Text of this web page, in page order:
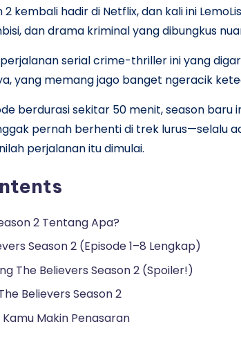
2 kembali hadir di Netflix, dan kali ini
dan drama kriminal yang dibungkus
serial crime-thriller ini yang
yang memang jago banget ngeracik
berdurasi sekitar 50 menit, season baru
pernah berhenti di trek lurus—selalu
perjalanan itu dimulai.
2 Tentang Apa?
Season 2 (Episode 1–8 Lengkap)
The Believers Season 2 (Spoiler!)
Believers Season 2
Makin Penasaran